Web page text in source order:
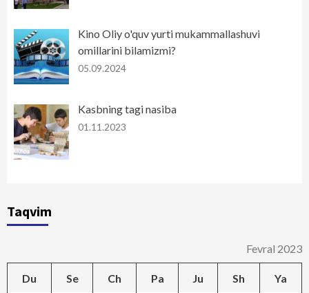
Kino Oliy o'quv yurti mukammallashuvi
omillarini bilamizmi?
05.09.2024
Kasbning tagi nasiba
01.11.2023
Taqvim
Fevral 2023
Du Se Ch Pa Ju Sh Ya